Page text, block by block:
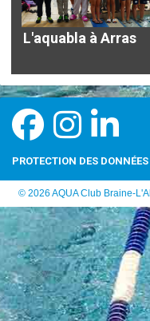
L'aquabla à Arras
PROTECTION DES DONNÉES
© 2026 AQUA Club Braine-